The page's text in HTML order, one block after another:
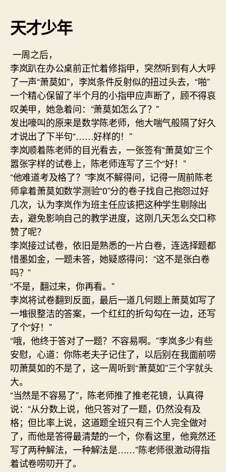
天才少年
一周之后，
李岚趴在办公桌前正忙着修指甲，突然听到有人大呼
了一声“萧莫如”，李岚条件反射似的扭过头去，“啪”
一个精心保留了半个月的小指甲应声断了，顾不得哀
叹美甲，她急着问：“萧莫如怎么了？”
发出嚎叫的原来是数学陈老师，他大喘气般隔了好久
才说出了下半句“……好样的！”
李岚顺着陈老师的目光看去，一张签有“萧莫如”三个
嚣张字样的试卷上，陈老师连写了三个“好！”
“他难道考及格了？”李岚不解得问，记得一周前陈老
师拿着萧莫如数学测验“0”分的卷子找自己抱怨过好
几次，认为李岚作为班主任应该把这种学生剔除出
去，避免影响自己的教学进度，这刚几天怎么交口称
赞了呢？
李岚接过试卷，依旧是熟悉的一片白卷，连选择题都
惜墨如金，一题未答，她疑惑得问：“这不是张白卷
吗？”
“不是，翻过来，你再看。”
李岚将试卷翻到反面，最后一道几何题上萧莫如写了
一堆很整洁的答案，一个红红的折勾勾在一边，还写
了个“好！”
“哦，他终于答对了一题？不容易啊。”李岚多少有些
安慰，心道：你陈老夫子记住了，以后别在我面前唠
叨萧莫如的不是了，这一周听到“萧莫如”三个字就头
大。
“当然是不容易了”，陈老师推了推老花镜，认真得
说：“从分数上说，他只答对了一题，仍然没有及
格；但比率上说，这道题全班只有三个人完全做对
了，而他是答得最清楚的一个，你看这里，他竟然还
写了两种解法，一种解法是……”陈老师很激动得指
着试卷唠叨开了。